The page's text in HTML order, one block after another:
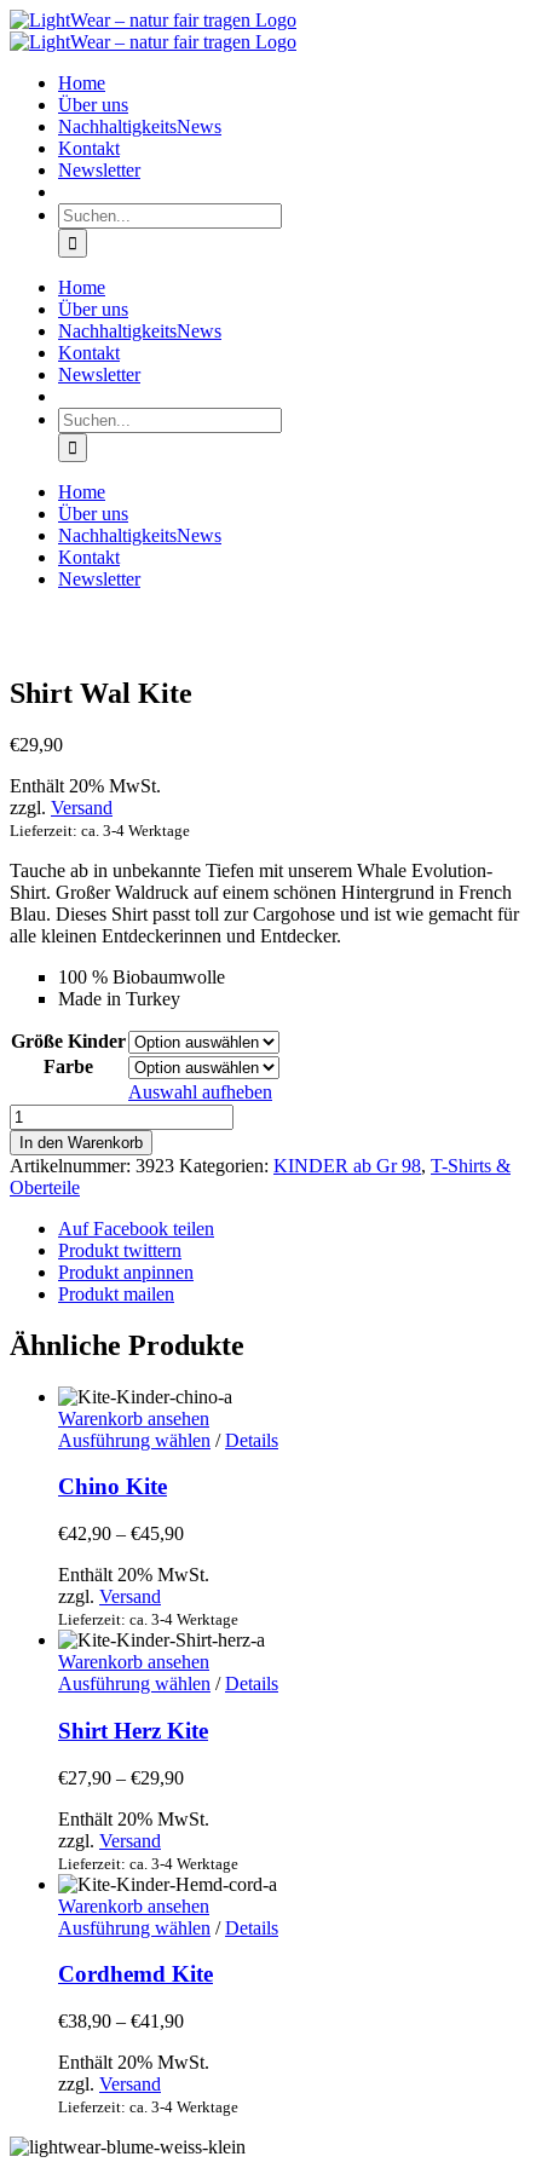
Zum
Inhalt
Home
Über uns
NachhaltigkeitsNews
Kontakt
Newsletter
Suche
nach:
Home
Über uns
NachhaltigkeitsNews
Kontakt
Newsletter
Suche
nach:
Home
Über uns
NachhaltigkeitsNews
Kontakt
Newsletter
Shirt Wal Kite
€29,90
Enthält 20% MwSt.
zzgl. Versand
Lieferzeit: ca. 3-4 Werktage
Tauche ab in unbekannte Tiefen mit unserem Whale Evolution-
Shirt. Großer Waldruck auf einem schönen Hintergrund in French
Blau. Dieses Shirt passt toll zur Cargohose und ist wie gemacht für
alle kleinen Entdeckerinnen und Entdecker.
100 % Biobaumwolle
Made in Turkey
Größe Kinder
Farbe
Auswahl aufheben
Shirt
Wal
Kite
Menge
In den Warenkorb
Artikelnummer: 3923 Kategorien: KINDER ab Gr 98, T-Shirts &
Oberteile
Auf Facebook teilen
Produkt twittern
Produkt anpinnen
Produkt mailen
Ähnliche Produkte
Warenkorb ansehen
Ausführung wählen Dieses
können
auf
Produktseite
/ Details
Chino Kite
€42,90 – €45,90Preisspanne:
bis
Enthält 20% MwSt.
zzgl. Versand
Lieferzeit: ca. 3-4 Werktage
Warenkorb ansehen
Ausführung wählen Dieses
können
auf
Produktseite
gewählt
/ Details
Shirt Herz Kite
€27,90 – €29,90Preisspanne:
bis
Enthält 20% MwSt.
zzgl. Versand
Lieferzeit: ca. 3-4 Werktage
Warenkorb ansehen
Ausführung wählen Dieses
können
auf
der
/ Details
Cordhemd Kite
€38,90 – €41,90Preisspanne:
bis
Enthält 20% MwSt.
zzgl. Versand
Lieferzeit: ca. 3-4 Werktage